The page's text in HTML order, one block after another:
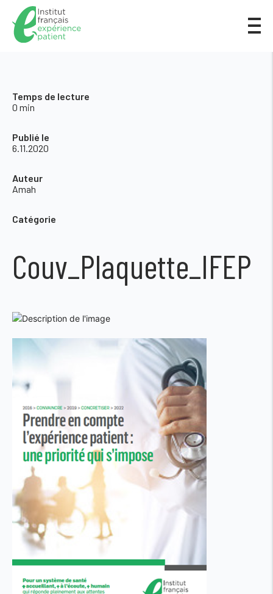
Temps de lecture
0 min
Publié le
6.11.2020
Auteur
Amah
Catégorie
Couv_Plaquette_IFEP